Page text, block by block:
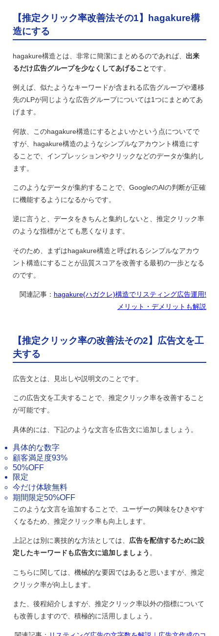
【推定クリック率改善法その1】hagakure構
造にする
hagakure構造とは、非常に簡潔にまとめるのであれば、 出来
るだけ広告グループを少なくしてあげることです。
例えば、似たようなキーワードが含まれる広告グループや遷移
先のLPが同じような広告グループについては1つにまとめてあ
げます。
何故、このhagakure構造にするとよいかという点についてで
すが、hagakure構造のようなシンプルなアカウント構造にす
ることで、インプレッションやクリックなどのデータが集約し
ます。
このようなデータが集約することで、GoogleのAIの判断が正確
に機能するようになるからです。
逆に言うと、データをきちんと集約しないと、推定クリック率
のような指標がとても悪くなります。
そのため、まずはhagakure構造と呼ばれるシンプルなアカウ
ント構造にすることが品質スコアを改善する最初の一歩となる
のです。
関連記事： hagakure(ハガクレ)構造でリスティング広告運用!
メリット・デメリットも解説
【推定クリック率の改善法その2】広告文を工
夫する
広告文とは、見出しや説明文のことです。
この広告文を工夫することで、推定クリック率を改善すること
が可能です。
具体的には、下記のような文言を広告文に追加しましょう。
具体的な数字
顧客満足度93%
50%OFF
限定
今だけ体験無料
期間限定50%OFF
このような文言を追加することで、ユーザーの興味をひきやす
くなるため、推定クリック率も向上します。
上記とは別に裏技的な方法としては、 広告を配信するために設
定したキーワードも広告文に追加しましょう 。
こちらに関しては、機械的な要因ではあると思いますが、推定
クリック率が向上します。
また、後程紹介しますが、推定クリック率以外の指標について
も改善しますので、積極的に活用しましょう。